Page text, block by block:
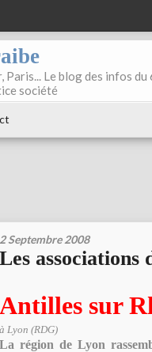
Paris... Le blog des infos
société
2 Septembre 2008
Les
Antilles sur
à Lyon (RDG)
La région de Lyon